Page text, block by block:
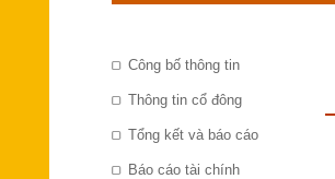
Công bố thông tin
Thông tin cổ đông
Tổng kết và báo cáo
Báo cáo tài chính